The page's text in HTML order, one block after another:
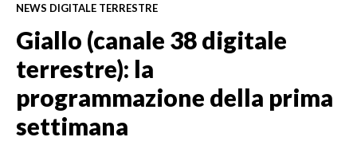
NEWS DIGITALE TERRESTRE
Giallo (canale 38 digitale
terrestre): la
programmazione della prima
settimana